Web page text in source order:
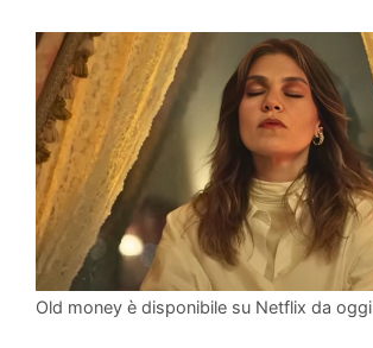
Old money è disponibile su Netflix da oggi